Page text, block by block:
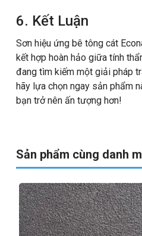
6. Kết Luận
Sơn hiệu ứng bê tông cát
kết hợp hoàn hảo giữa tính
đang tìm kiếm một giải pháp
hãy lựa chọn ngay sản phẩm
bạn trở nên ấn tượng hơn!
Sản phẩm cùng danh